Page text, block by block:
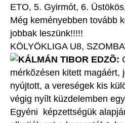
ETO, 5. Gyirmót, 6.
Még keményebben tovább
jobbak leszünk!!!!!
KÖLYÖKLIGA U8,
KÁLMÁN TIBOR EDZÕ:
mérkõzésen kitett magáért,
nyújtott, a vereségek kis
végig nyílt küzdelemben
Egyéni képzettségük